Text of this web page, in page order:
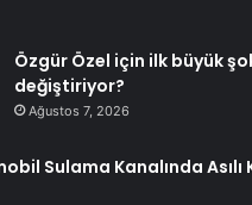
Özgür Özel için ilk büyük
değiştiriyor?
Ağustos 7, 2026
Sulama Kanalında Asılı